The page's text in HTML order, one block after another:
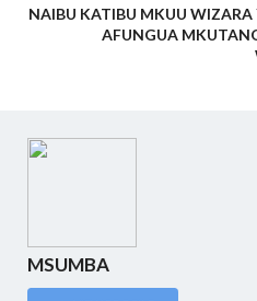
NAIBU KATIBU MKUU
AFUNGUA
MSUMBA